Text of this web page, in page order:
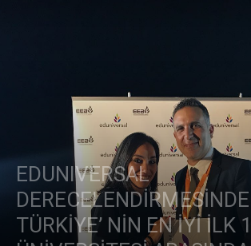
Ticaret
Odası
EDUNIVERSAL
TÜRKİYE’ NİN EN İYİ İLK